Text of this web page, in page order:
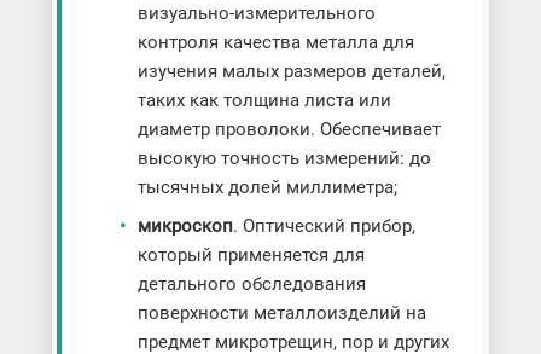
визуально-измерительного
контроля качества металла для
изучения малых размеров деталей,
таких как толщина листа или
диаметр проволоки. Обеспечивает
высокую точность измерений: до
тысячных долей миллиметра;
микроскоп. Оптический прибор,
который применяется для
детального обследования
поверхности металлоизделий на
предмет микротрещин, пор и других